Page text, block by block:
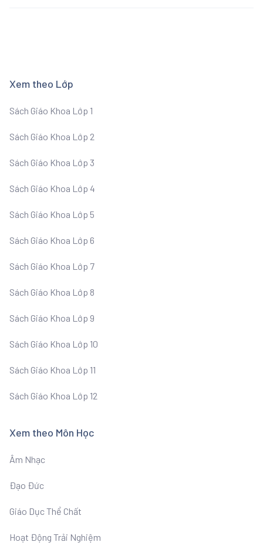
Xem theo Lớp
Sách Giáo Khoa Lớp 1
Sách Giáo Khoa Lớp 2
Sách Giáo Khoa Lớp 3
Sách Giáo Khoa Lớp 4
Sách Giáo Khoa Lớp 5
Sách Giáo Khoa Lớp 6
Sách Giáo Khoa Lớp 7
Sách Giáo Khoa Lớp 8
Sách Giáo Khoa Lớp 9
Sách Giáo Khoa Lớp 10
Sách Giáo Khoa Lớp 11
Sách Giáo Khoa Lớp 12
Xem theo Môn Học
Âm Nhạc
Đạo Đức
Giáo Dục Thể Chất
Hoạt Động Trải Nghiệm